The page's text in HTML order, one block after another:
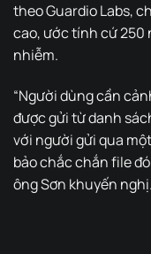
theo Guardio Labs,
cao, ước tính cứ 250
nhiễm.
“Người dùng cần
được gửi từ danh
với người gửi qua
bảo chắc chắn file
ông Sơn khuyến nghị.